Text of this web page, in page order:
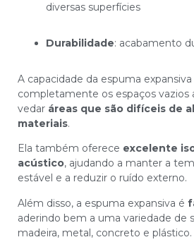
diversas superfícies
Durabilidade: acabamento
A capacidade da espuma
completamente os espaços vazios
vedar áreas que são difíceis de
materiais.
Ela também oferece excelente
acústico, ajudando a manter a
estável e a reduzir o ruído externo.
Além disso, a espuma expansiva é
aderindo bem a uma variedade de
madeira, metal, concreto e plástico.